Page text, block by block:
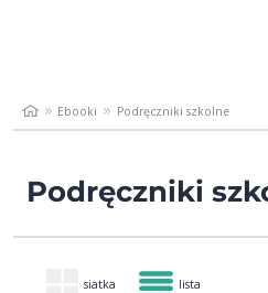
Ebooki Podręczniki szkolne
Podręczniki
siatka lista